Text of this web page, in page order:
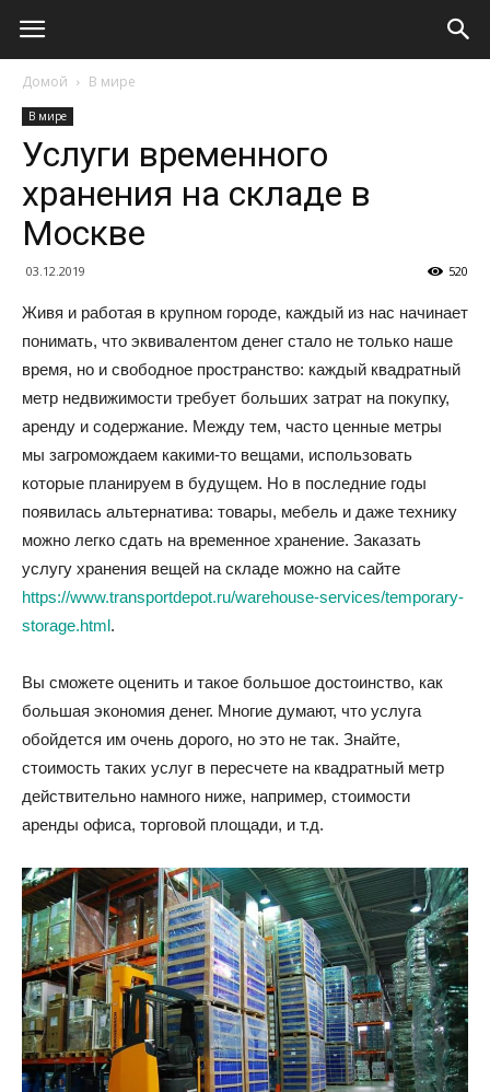
Домой В мире
В мире
Услуги временного
хранения на складе в
Москве
03.12.2019 520
Живя и работая в крупном городе, каждый из нас начинает
понимать, что эквивалентом денег стало не только наше
время, но и свободное пространство: каждый квадратный
метр недвижимости требует больших затрат на покупку,
аренду и содержание. Между тем, часто ценные метры
мы загромождаем какими-то вещами, использовать
которые планируем в будущем. Но в последние годы
появилась альтернатива: товары, мебель и даже технику
можно легко сдать на временное хранение. Заказать
услугу хранения вещей на складе можно на сайте
https://www.transportdepot.ru/warehouse-services/temporary-
storage.html.
Вы сможете оценить и такое большое достоинство, как
большая экономия денег. Многие думают, что услуга
обойдется им очень дорого, но это не так. Знайте,
стоимость таких услуг в пересчете на квадратный метр
действительно намного ниже, например, стоимости
аренды офиса, торговой площади, и т.д.